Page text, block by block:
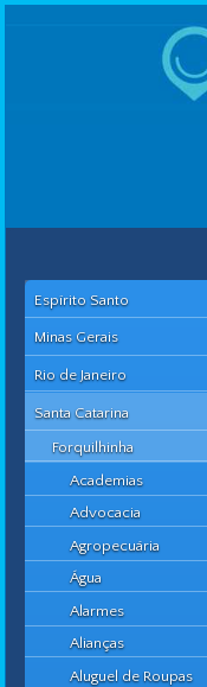
Espírito Santo
Minas Gerais
Rio de Janeiro
Santa Catarina
Forquilhinha
Academias
Advocacia
Agropecuária
Água
Alarmes
Alianças
Aluguel de Roupas